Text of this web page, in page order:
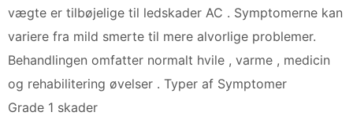
vægte er tilbøjelige til ledskader AC . Symptomerne kan
variere fra mild smerte til mere alvorlige problemer.
Behandlingen omfatter normalt hvile , varme , medicin
og rehabilitering øvelser . Typer af Symptomer
Grade 1 skader